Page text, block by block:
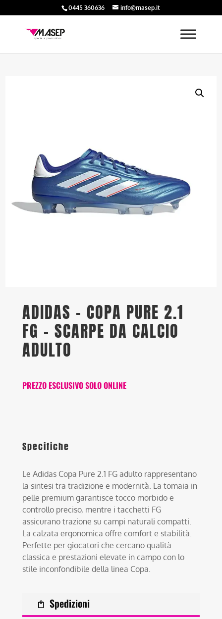
0445 360636 info@masep.it
ADIDAS – COPA PURE 2.1
FG – SCARPE DA CALCIO
ADULTO
PREZZO ESCLUSIVO SOLO ONLINE
Specifiche
Le Adidas Copa Pure 2.1 FG adulto rappresentano
la sintesi tra tradizione e modernità. La tomaia in
pelle premium garantisce tocco morbido e
controllo preciso, mentre i tacchetti FG
assicurano trazione su campi naturali compatti.
La calzata ergonomica offre comfort e stabilità.
Perfette per giocatori che cercano qualità
classica e prestazioni elevate in campo con lo
stile inconfondibile della linea Copa.
Spedizioni